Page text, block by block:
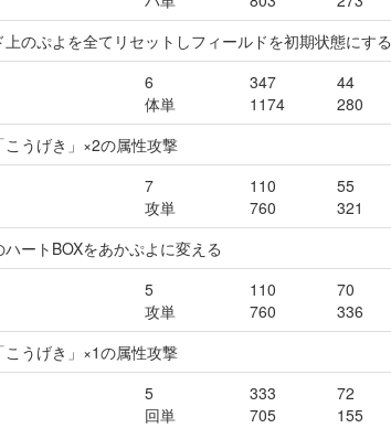
のぷよを全てリセットしフィールドを初期状態にする
6
体単
347
1174
44
280
うげき」×2の属性攻撃
7
攻単
110
760
55
321
ートBOXをあかぷよに変える
5
攻単
110
760
70
336
うげき」×1の属性攻撃
5
回単
333
705
72
155